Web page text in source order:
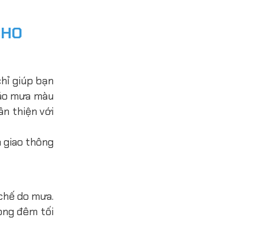
giúp bạn
mưa màu
thiện với
giao thông
do mưa.
đêm tối